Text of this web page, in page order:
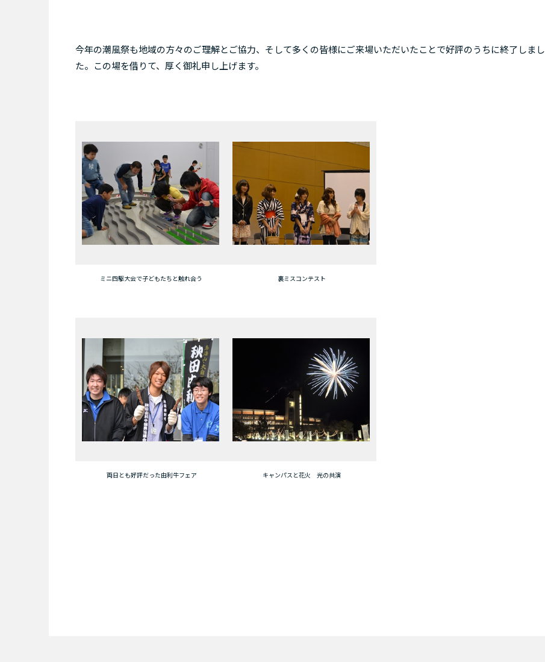
今年の潮風祭も地域の方々のご理解とご協力、そして多くの皆様にご来場いただいたことで好評のうちに終了しまし
た。この場を借りて、厚く御礼申し上げます。
ミニ四駆大会で子どもたちと触れ合う 裏ミスコンテスト
両日とも好評だった由利牛フェア キャンパスと花火 光の共演